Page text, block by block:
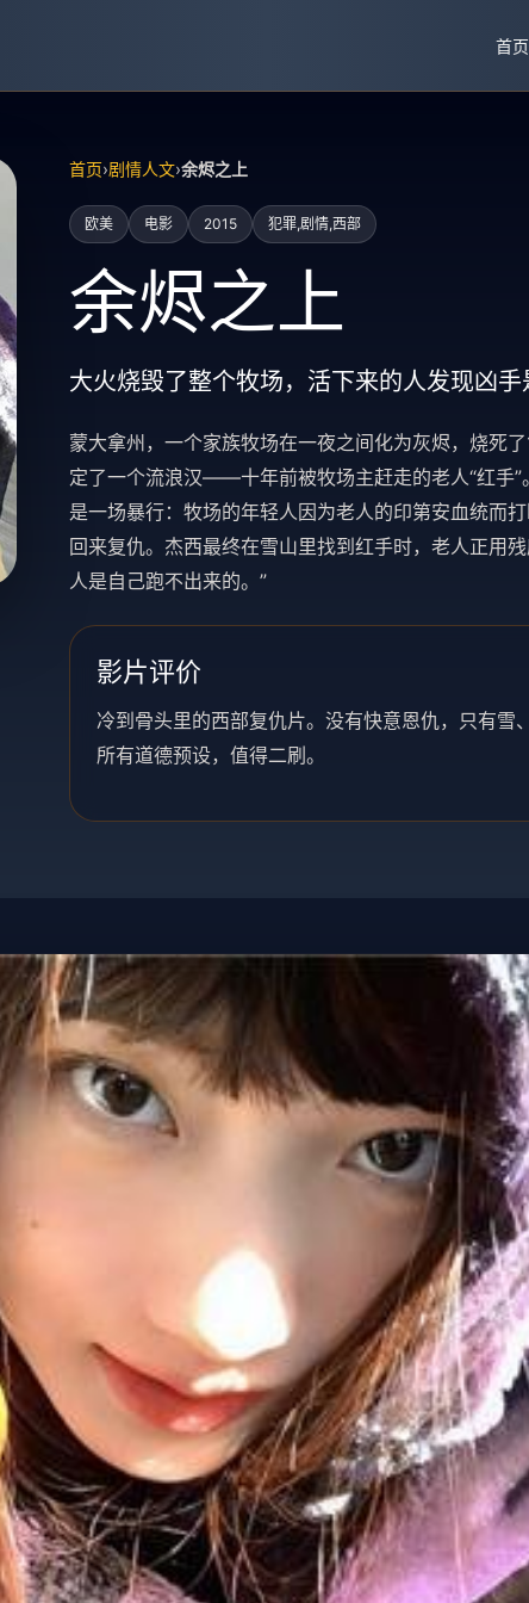
首页
首页›剧情人文›余烬之上
欧美 电影 2015 犯罪,剧情,西部
余烬之上
大火烧毁了整个牧场，活下来的人发现凶手
蒙大拿州，一个家族牧场在一夜之间化为灰烬，烧死
定了一个流浪汉——十年前被牧场主赶走的老人“红手”
是一场暴行：牧场的年轻人因为老人的印第安血统而
回来复仇。杰西最终在雪山里找到红手时，老人正用
人是自己跑不出来的。”
影片评价
冷到骨头里的西部复仇片。没有快意恩仇，只有雪
所有道德预设，值得二刷。